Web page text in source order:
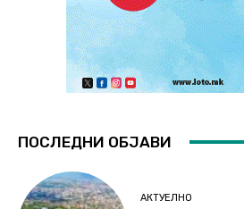
ПОСЛЕДНИ ОБЈАВИ
АКТУЕЛНО